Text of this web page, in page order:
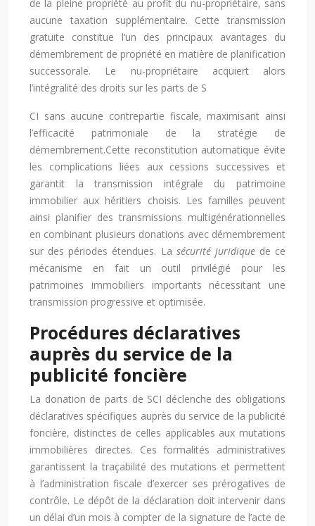
de la pleine propriété au profit du nu-propriétaire, sans
aucune taxation supplémentaire. Cette transmission
gratuite constitue l’un des principaux avantages du
démembrement de propriété en matière de planification
successorale. Le nu-propriétaire acquiert alors
l’intégralité des droits sur les parts de S
CI sans aucune contrepartie fiscale, maximisant ainsi
l’efficacité patrimoniale de la stratégie de
démembrement.Cette reconstitution automatique évite
les complications liées aux cessions successives et
garantit la transmission intégrale du patrimoine
immobilier aux héritiers choisis. Les familles peuvent
ainsi planifier des transmissions multigénérationnelles
en combinant plusieurs donations avec démembrement
sur des périodes étendues. La sécurité juridiquede ce
mécanisme en fait un outil privilégié pour les
patrimoines immobiliers importants nécessitant une
transmission progressive et optimisée.
Procédures déclaratives
auprès du service de la
publicité foncière
La donation de parts de SCI déclenche des obligations
déclaratives spécifiques auprès du service de la publicité
foncière, distinctes de celles applicables aux mutations
immobilières directes. Ces formalités administratives
garantissent la traçabilité des mutations et permettent
à l’administration fiscale d’exercer ses prérogatives de
contrôle. Le dépôt de la déclaration doit intervenir dans
un délai d’un mois à compter de la signature de l’acte de